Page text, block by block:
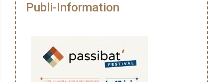
Publi-Information